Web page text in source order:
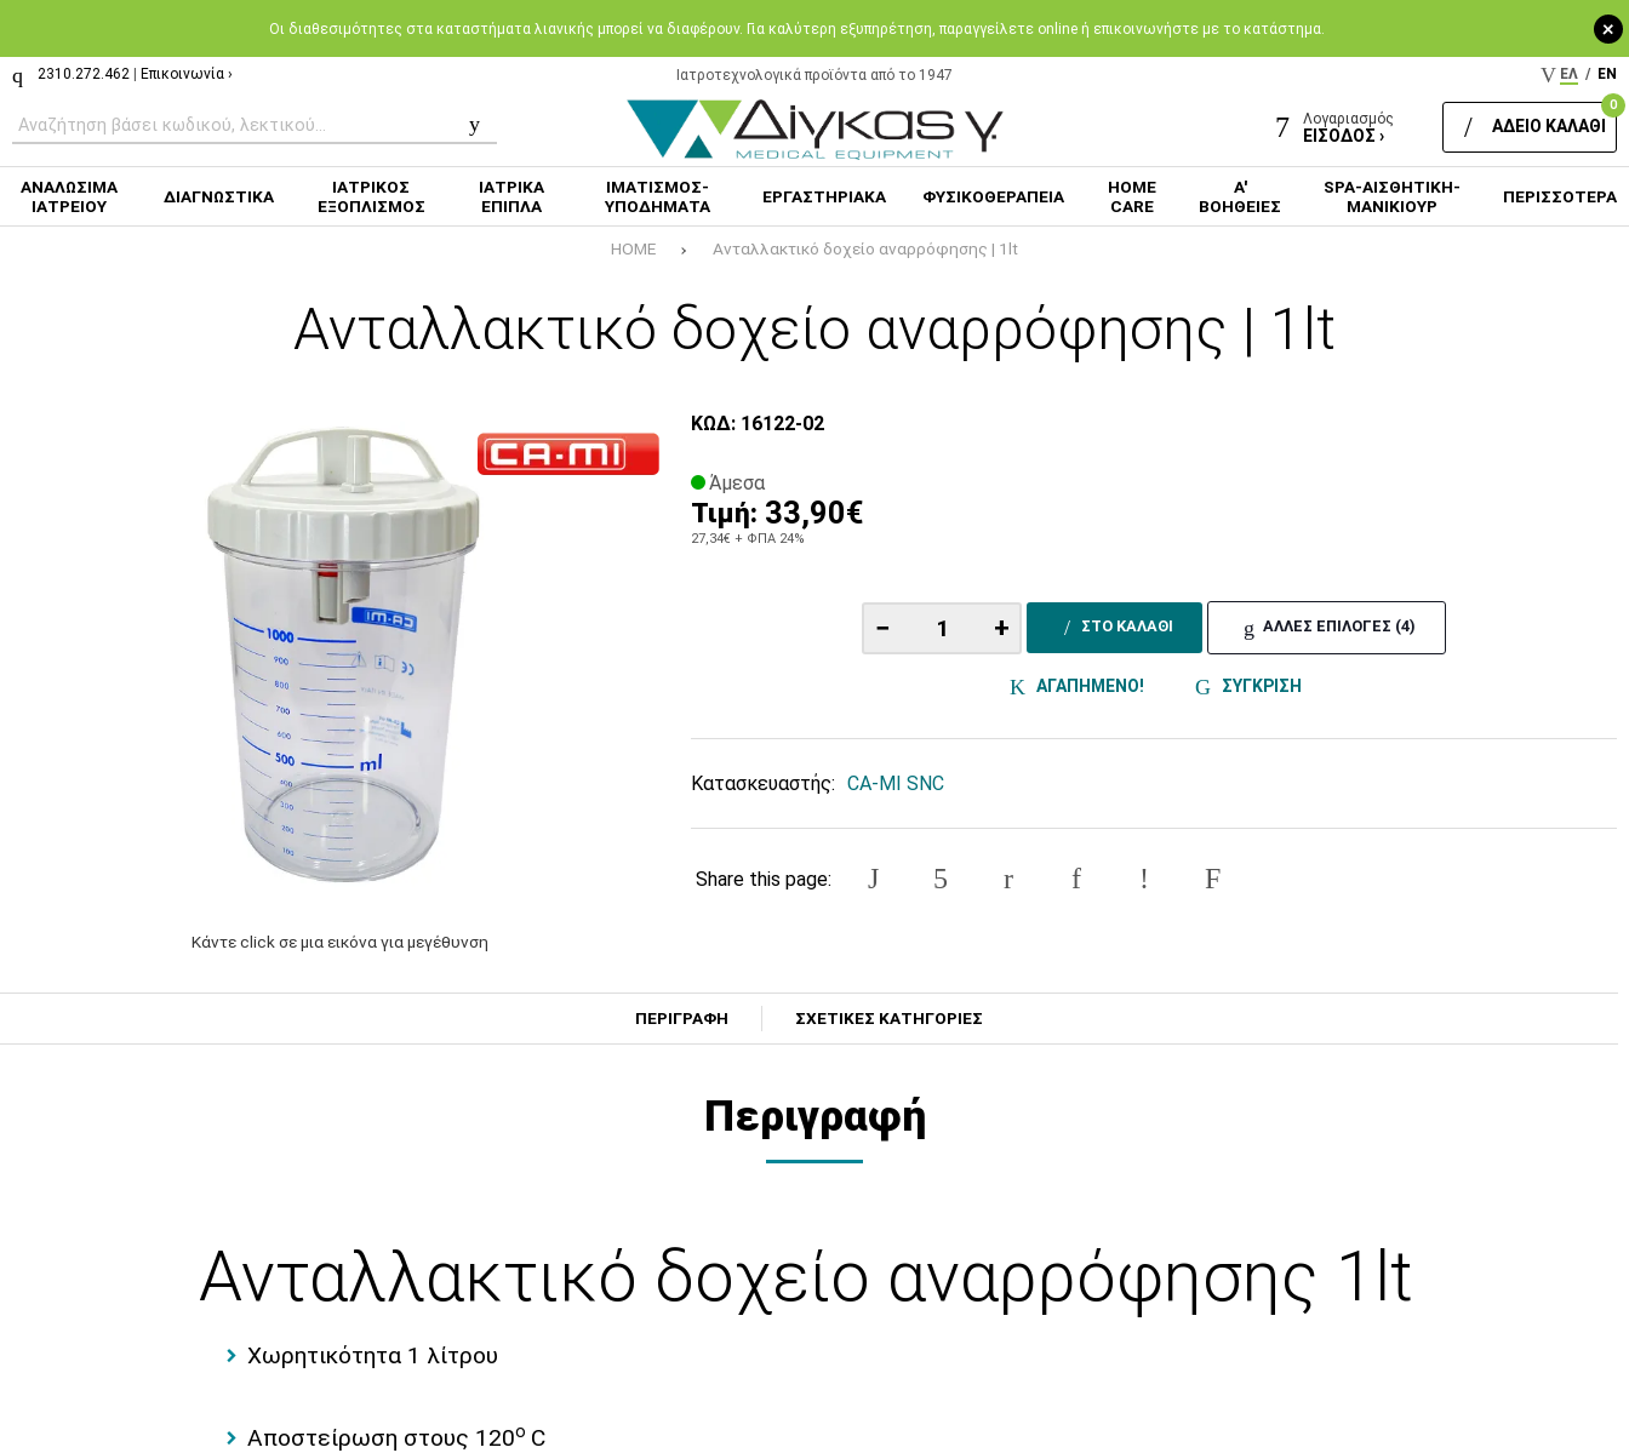
+
Oι διαθεσιμότητες στα καταστήματα λιανικής μπορεί να διαφέρουν. Για καλύτερη εξυπηρέτηση, παραγγείλετε online ή επικοινωνήστε με το κατάστημα.
2310.272.462 Επικοινωνία › Ιατροτεχνολογικά προϊόντα από το 1947 ΕΛ / EN
Λογαριασμός
ΕΙΣΟΔΟΣ ›
0
ΑΔΕΙΟ ΚΑΛΑΘΙ
ΑΝΑΛΩΣΙΜΑ
ΙΑΤΡΕΙΟΥ
ΔΙΑΓΝΩΣΤΙΚΑ
ΙΑΤΡΙΚΟΣ
ΕΞΟΠΛΙΣΜΟΣ
ΙΑΤΡΙΚΑ
ΕΠΙΠΛΑ
ΙΜΑΤΙΣΜΟΣ-
ΥΠΟΔΗΜΑΤΑ
ΕΡΓΑΣΤΗΡΙΑΚΑ ΦΥΣΙΚΟΘΕΡΑΠΕΙΑ
HOME
CARE
Α'
ΒΟΗΘΕΙΕΣ
SPA-ΑΙΣΘΗΤΙΚΗ-
ΜΑΝΙΚΙΟΥΡ
ΠΕΡΙΣΣΟΤΕΡΑ
HOME Ανταλλακτικό δοχείο αναρρόφησης | 1lt
Ανταλλακτικό δοχείο αναρρόφησης | 1lt
Κάντε click σε μια εικόνα για μεγέθυνση
ΚΩΔ: 16122-02
Άμεσα
Τιμή: 33,90€
27,34€ + ΦΠΑ 24%
− + ΣΤΟ ΚΑΛΑΘΙ ΑΛΛΕΣ ΕΠΙΛΟΓΕΣ (4)
ΑΓΑΠΗΜΕΝΟ! ΣΥΓΚΡΙΣΗ
Κατασκευαστής: CA-MI SNC
Share this page:
ΠΕΡΙΓΡΑΦΗ ΣΧΕΤΙΚΕΣ ΚΑΤΗΓΟΡΙΕΣ
Περιγραφή
Ανταλλακτικό δοχείο αναρρόφησης 1lt
Χωρητικότητα 1 λίτρου
Αποστείρωση στους 120ο C